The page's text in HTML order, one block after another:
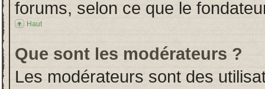
forums, selon ce que le
Haut
Que sont les modérateurs ?
Les modérateurs sont des